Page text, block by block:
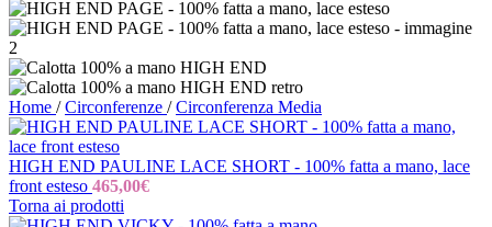
Home / Circonferenze / Circonferenza Media
HIGH END PAULINE LACE SHORT - 100% fatta a mano, lace
front esteso 465,00€
Torna ai prodotti